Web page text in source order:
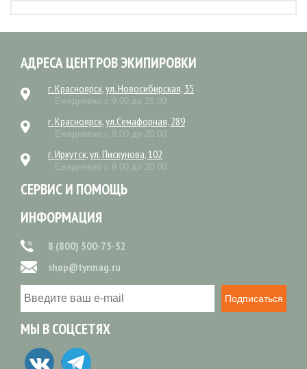
АДРЕСА ЦЕНТРОВ ЭКИПИРОВКИ
г. Красноярск, ул. Новосибирская, 35
Ежедневно с 9.00 до 21.00
г. Красноярск, ул.Семафорная, 289
Ежедневно с 9.00 до 20.00
г. Иркутск, ул. Пискунова, 102
Ежедневно с 9.00 до 20.00
СЕРВИС И ПОМОЩЬ
ИНФОРМАЦИЯ
8 (800) 500-75-52
shop@tyrmag.ru
Подписаться
МЫ В СОЦСЕТЯХ